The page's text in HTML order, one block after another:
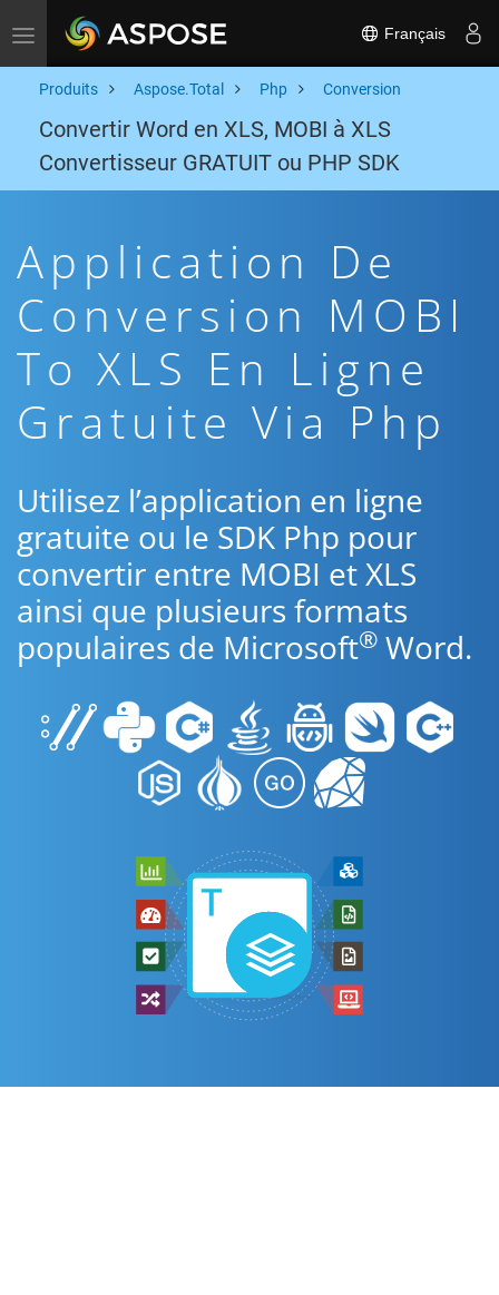
Toggle navigation Français
Produits Aspose.Total Php Conversion
Convertir Word en XLS, MOBI à XLS
Convertisseur GRATUIT ou PHP SDK
Application De
Conversion MOBI
To XLS En Ligne
Gratuite Via Php
Utilisez l’application en ligne
gratuite ou le SDK Php pour
convertir entre MOBI et XLS
ainsi que plusieurs formats
populaires de Microsoft® Word.